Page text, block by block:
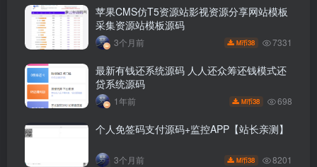
苹果CMS仿T5资源站影视资源分享网站模板
采集资源站模板源码
3个月前 M币38 7331
最新有钱还系统源码 人人还众筹还钱模式还
贷系统源码
1年前 M币38 698
个人免签码支付源码+监控APP【站长亲测】
3个月前 M币38 8201